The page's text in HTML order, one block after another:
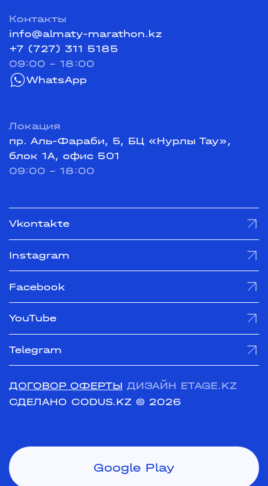
Контакты
info@almaty-marathon.kz
+7 (727) 311 5185
09:00 - 18:00
WhatsApp
Локация
пр. Аль-Фараби, 5, БЦ «Нурлы Тау»,
блок 1А, офис 501
09:00 - 18:00
Vkontakte
Instagram
Facebook
YouTube
Telegram
ДОГОВОР ОФЕРТЫ ДИЗАЙН ETAGE.KZ
СДЕЛАНО CODUS.KZ © 2026
Google Play